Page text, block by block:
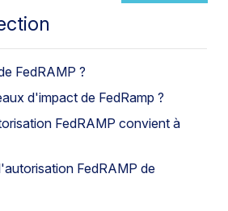
FedRAMP ?
d'impact de FedRamp ?
FedRAMP convient à
FedRAMP de